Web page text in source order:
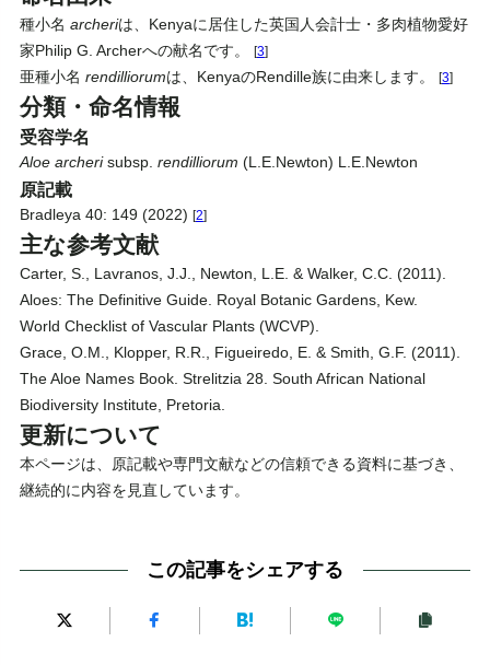
種小名 archeriは、Kenyaに居住した英国人会計士・多肉植物愛好
家Philip G. Archerへの献名です。 [3]
亜種小名 rendilliorumは、KenyaのRendille族に由来します。 [3]
分類・命名情報
受容学名
Aloe archerisubsp. rendilliorum (L.E.Newton) L.E.Newton
原記載
Bradleya 40: 149 (2022) [2]
主な参考文献
Carter, S., Lavranos, J.J., Newton, L.E. & Walker, C.C. (2011).
Aloes: The Definitive Guide. Royal Botanic Gardens, Kew.
World Checklist of Vascular Plants (WCVP).
Grace, O.M., Klopper, R.R., Figueiredo, E. & Smith, G.F. (2011).
The Aloe Names Book. Strelitzia 28. South African National
Biodiversity Institute, Pretoria.
更新について
本ページは、原記載や専門文献などの信頼できる資料に基づき、
継続的に内容を見直しています。
この記事をシェアする